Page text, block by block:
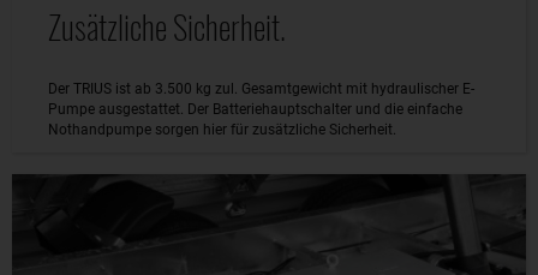
Zusätzliche Sicherheit.
Der TRIUS ist ab 3.500 kg zul. Gesamtgewicht mit hydraulischer E-
Pumpe ausgestattet. Der Batteriehauptschalter und die einfache
Nothandpumpe sorgen hier für zusätzliche Sicherheit.